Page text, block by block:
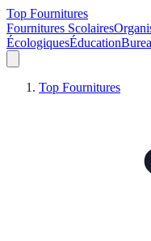
Top Fournitures
Fournitures Scolaires
ÉcologiquesÉducation
Top Fournitures